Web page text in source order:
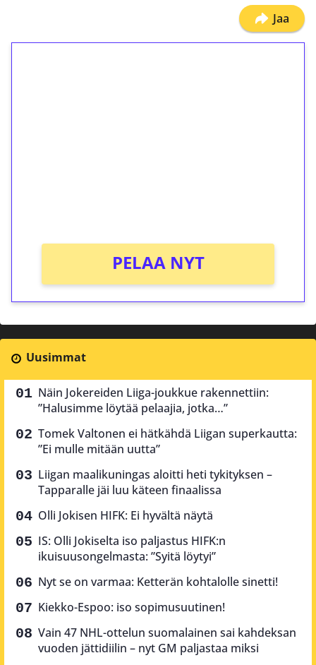
Jaa
PELAA NYT
Uusimmat
Näin Jokereiden Liiga-joukkue rakennettiin:
”Halusimme löytää pelaajia, jotka…”
Tomek Valtonen ei hätkähdä Liigan superkautta:
”Ei mulle mitään uutta”
Liigan maalikuningas aloitti heti tykityksen –
Tapparalle jäi luu käteen finaalissa
Olli Jokisen HIFK: Ei hyvältä näytä
IS: Olli Jokiselta iso paljastus HIFK:n
ikuisuusongelmasta: ”Syitä löytyi”
Nyt se on varmaa: Ketterän kohtalolle sinetti!
Kiekko-Espoo: iso sopimusuutinen!
Vain 47 NHL-ottelun suomalainen sai kahdeksan
vuoden jättidiilin – nyt GM paljastaa miksi